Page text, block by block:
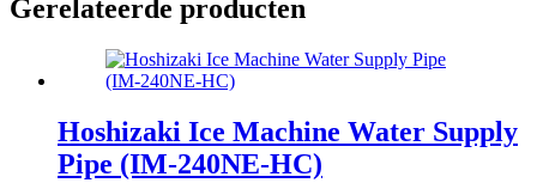
Gerelateerde producten
Hoshizaki Ice Machine Water Supply
Pipe (IM-240NE-HC)